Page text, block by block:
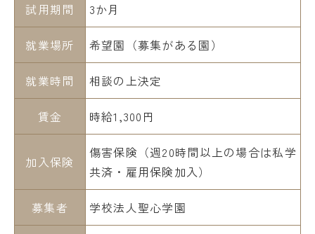
試用期間 3か月
就業場所 希望園（募集がある園）
就業時間 相談の上決定
賃金 時給1,300円
加入保険
傷害保険 （週20時間以上の場合は私学
共済・雇用保険加入）
募集者 学校法人聖心学園